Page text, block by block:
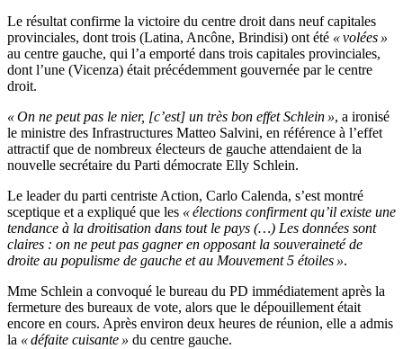
Le résultat confirme la victoire du centre droit dans neuf capitales
provinciales, dont trois (Latina, Ancône, Brindisi) ont été « volées »
au centre gauche, qui l’a emporté dans trois capitales provinciales,
dont l’une (Vicenza) était précédemment gouvernée par le centre
droit.
« On ne peut pas le nier, [c’est] un très bon effet Schlein », a ironisé
le ministre des Infrastructures Matteo Salvini, en référence à l’effet
attractif que de nombreux électeurs de gauche attendaient de la
nouvelle secrétaire du Parti démocrate Elly Schlein.
Le leader du parti centriste Action, Carlo Calenda, s’est montré
sceptique et a expliqué que les « élections confirment qu’il existe une
tendance à la droitisation dans tout le pays (…) Les données sont
claires : on ne peut pas gagner en opposant la souveraineté de
droite au populisme de gauche et au Mouvement 5 étoiles ».
Mme Schlein a convoqué le bureau du PD immédiatement après la
fermeture des bureaux de vote, alors que le dépouillement était
encore en cours. Après environ deux heures de réunion, elle a admis
la « défaite cuisante » du centre gauche.